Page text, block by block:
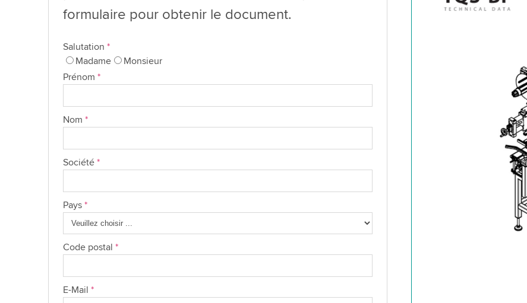
formulaire pour obtenir le document.
Salutation *
Madame
Monsieur
Prénom *
Nom *
Société *
Pays *
Code postal *
E-Mail *